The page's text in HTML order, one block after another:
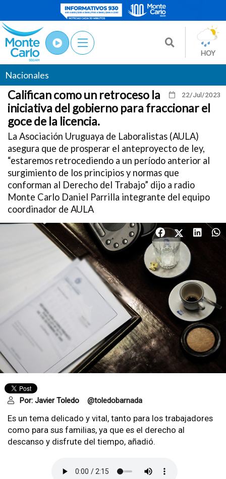
HOY
Nacionales
22/Jul/2023
Califican como un retroceso la
iniciativa del gobierno para fraccionar el
goce de la licencia.
La Asociación Uruguaya de Laboralistas (AULA)
asegura que de prosperar el anteproyecto de ley,
“estaremos retrocediendo a un período anterior al
surgimiento de los principios y normas que
conforman al Derecho del Trabajo” dijo a radio
Monte Carlo Daniel Parrilla integrante del equipo
coordinador de AULA
Por: Javier Toledo @toledobarnada
Es un tema delicado y vital, tanto para los trabajadores
como para sus familias, ya que es el derecho al
descanso y disfrute del tiempo, añadió.